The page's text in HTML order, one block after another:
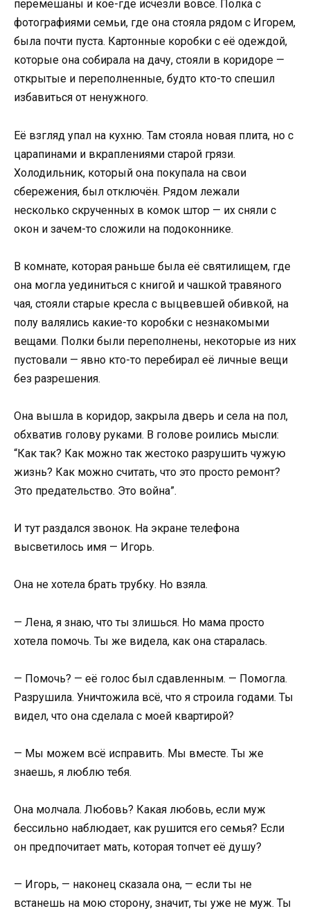
перемешаны и кое-где исчезли вовсе. Полка с
фотографиями семьи, где она стояла рядом с Игорем,
была почти пуста. Картонные коробки с её одеждой,
которые она собирала на дачу, стояли в коридоре —
открытые и переполненные, будто кто-то спешил
избавиться от ненужного.
Её взгляд упал на кухню. Там стояла новая плита, но с
царапинами и вкраплениями старой грязи.
Холодильник, который она покупала на свои
сбережения, был отключён. Рядом лежали
несколько скрученных в комок штор — их сняли с
окон и зачем-то сложили на подоконнике.
В комнате, которая раньше была её святилищем, где
она могла уединиться с книгой и чашкой травяного
чая, стояли старые кресла с выцвевшей обивкой, на
полу валялись какие-то коробки с незнакомыми
вещами. Полки были переполнены, некоторые из них
пустовали — явно кто-то перебирал её личные вещи
без разрешения.
Она вышла в коридор, закрыла дверь и села на пол,
обхватив голову руками. В голове роились мысли:
“Как так? Как можно так жестоко разрушить чужую
жизнь? Как можно считать, что это просто ремонт?
Это предательство. Это война”.
И тут раздался звонок. На экране телефона
высветилось имя — Игорь.
Она не хотела брать трубку. Но взяла.
— Лена, я знаю, что ты злишься. Но мама просто
хотела помочь. Ты же видела, как она старалась.
— Помочь? — её голос был сдавленным. — Помогла.
Разрушила. Уничтожила всё, что я строила годами. Ты
видел, что она сделала с моей квартирой?
— Мы можем всё исправить. Мы вместе. Ты же
знаешь, я люблю тебя.
Она молчала. Любовь? Какая любовь, если муж
бессильно наблюдает, как рушится его семья? Если
он предпочитает мать, которая топчет её душу?
— Игорь, — наконец сказала она, — если ты не
встанешь на мою сторону, значит, ты уже не муж. Ты